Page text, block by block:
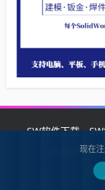
SW软件下载
现在